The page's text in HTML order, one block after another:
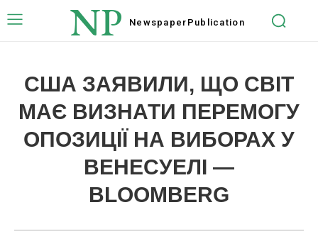
NP Newspaper Publication
США ЗАЯВИЛИ, ЩО СВІТ
МАЄ ВИЗНАТИ ПЕРЕМОГУ
ОПОЗИЦІЇ НА ВИБОРАХ У
ВЕНЕСУЕЛІ —
BLOOMBERG